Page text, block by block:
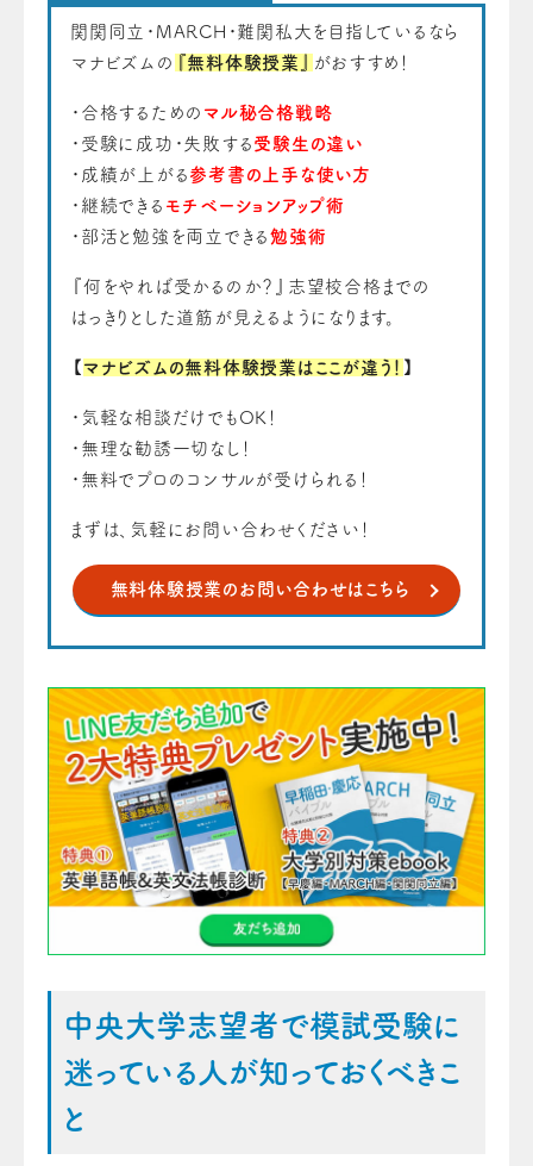
関関同立・MARCH・難関私大を目指しているなら
マナビズムの
『無料体験授業』 がおすすめ！
・合格するための マル秘合格戦略
・受験に成功・失敗する 受験生の違い
・成績が上がる 参考書の上手な使い方
・継続できる モチベーションアップ術
・部活と勉強を両立できる 勉強術
『何をやれば受かるのか？』志望校合格までの
はっきりとした道筋が見えるようになります。
【 マナビズムの無料体験授業はここが違う！ 】
・気軽な相談だけでもOK！
・無理な勧誘一切なし！
・無料でプロのコンサルが受けられる！
まずは、気軽にお問い合わせください！
無料体験授業のお問い合わせはこちら
中央大学志望者で模試受験に
迷っている人が知っておくべきこ
と